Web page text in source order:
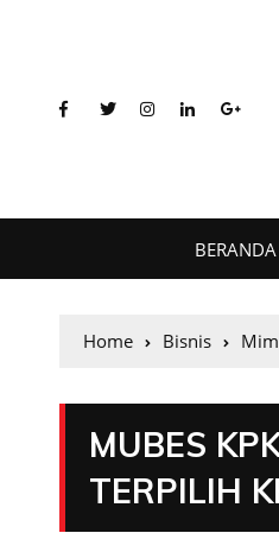
BERANDA
Home Bisnis
MUBES
TERPILIH